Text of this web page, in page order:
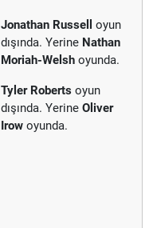
Jonathan Russell
oyun
dışında. Yerine Nathan
Moriah-Welsh oyunda.
Tyler Roberts oyun
dışında. Yerine Oliver
Irow oyunda.